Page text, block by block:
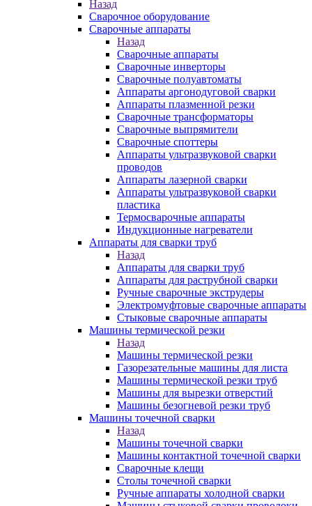
Назад
Сварочное оборудование
Сварочные аппараты
Назад
Сварочные аппараты
Сварочные инверторы
Сварочные полуавтоматы
Аппараты аргонодуговой сварки
Аппараты плазменной резки
Сварочные трансформаторы
Сварочные выпрямители
Сварочные споттеры
Аппараты ультразвуковой сварки
проводов
Аппараты лазерной сварки
Аппараты ультразвуковой сварки
пластика
Термосварочные аппараты
Индукционные нагреватели
Аппараты для сварки труб
Назад
Аппараты для сварки труб
Аппараты для раструбной сварки
Ручные сварочные экструдеры
Электромуфтовые сварочные аппараты
Стыковые сварочные аппараты
Машины термической резки
Назад
Машины термической резки
Газорезательные машины для листа
Машины термической резки труб
Машины для вырезки отверстий
Машины безогневой резки труб
Машины точечной сварки
Назад
Машины точечной сварки
Машины контактной точечной сварки
Сварочные клещи
Столы точечной сварки
Ручные аппараты холодной сварки